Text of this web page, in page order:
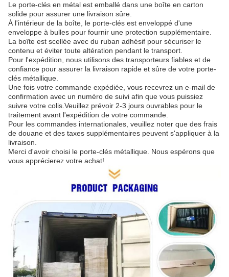
Le porte-clés en métal est emballé dans une boîte en carton
solide pour assurer une livraison sûre.
À l'intérieur de la boîte, le porte-clés est enveloppé d'une
enveloppe à bulles pour fournir une protection supplémentaire.
La boîte est scellée avec du ruban adhésif pour sécuriser le
contenu et éviter toute altération pendant le transport.
Pour l'expédition, nous utilisons des transporteurs fiables et de
confiance pour assurer la livraison rapide et sûre de votre porte-
clés métallique.
Une fois votre commande expédiée, vous recevrez un e-mail de
confirmation avec un numéro de suivi afin que vous puissiez
suivre votre colis.Veuillez prévoir 2-3 jours ouvrables pour le
traitement avant l'expédition de votre commande.
Pour les commandes internationales, veuillez noter que des frais
de douane et des taxes supplémentaires peuvent s'appliquer à la
livraison.
Merci d'avoir choisi le porte-clés métallique. Nous espérons que
vous apprécierez votre achat!